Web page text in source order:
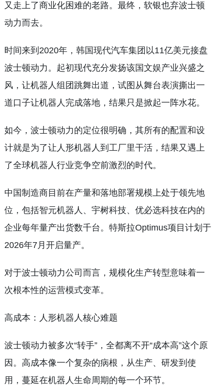
又走上了商业化困难的老路。最终，软银也弃波士顿
动力而去。
时间来到2020年，韩国现代汽车集团以11亿美元接盘
波士顿动力。起初现代充分发扬该国文娱产业兴盛之
风，让机器人组团跳舞出道，试图从舞台表演撕出一
道口子让机器人完成落地，结果只是掀起一阵水花。
如今，波士顿动力的定位很明确，其所有的配置和设
计就是为了让人形机器人到工厂里干活，结果又遇上
了全球机器人行业竞争空前激烈的时代。
中国制造商目前在产量和落地部署规模上处于领先地
位，包括智元机器人、宇树科技、优必选科技在内的
企业每年量产出货数千台。特斯拉Optimus项目计划于
2026年7月开启量产。
对于波士顿动力公司而言，规模化生产转型意味着一
次根本性的运营模式变革。
高成本：人形机器人核心难题
波士顿动力被多次“转手”，全都离不开“成本高”这个原
因。高成本像一个复杂的病根，从生产、研发到使
用，蔓延在机器人生命周期的每一个环节。